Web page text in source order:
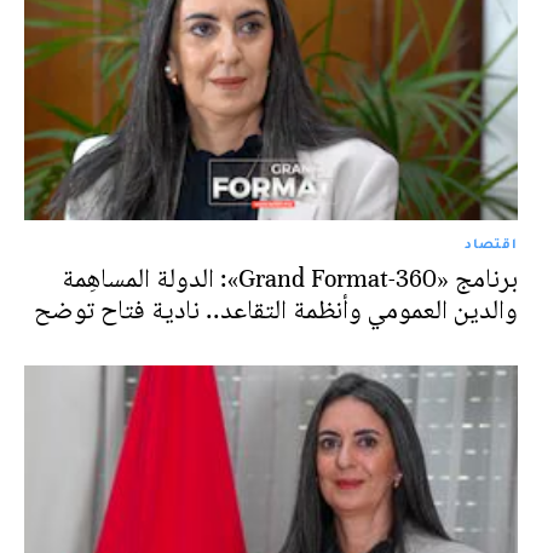
اقتصاد
برنامج «Grand Format-360»: الدولة المساهِمة
والدين العمومي وأنظمة التقاعد.. نادية فتاح توضح